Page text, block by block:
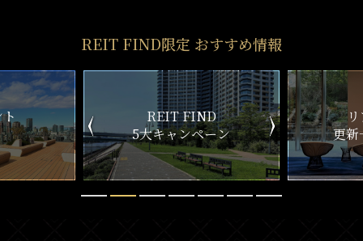
REIT FIND限定 おすすめ情報
ン
リアルタイム
更新一覧チェック
新